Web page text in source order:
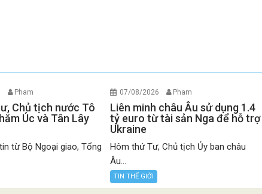
Pham
Chủ tịch nước Tô
Úc và Tân Lây
từ Bộ Ngoại giao, Tổng
07/08/2026 Pham
Liên minh châu Âu sử dụng 1.4
tỷ euro từ tài sản Nga để hỗ trợ
Ukraine
Hôm thứ Tư, Chủ tịch Ủy ban châu
Âu...
TIN THẾ GIỚI